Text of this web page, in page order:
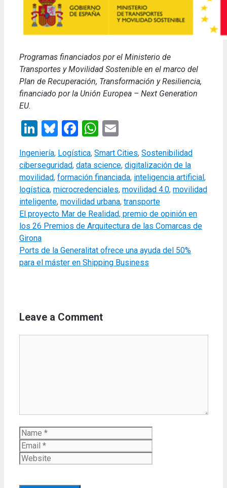
Programas financiados por el Ministerio de
Transportes y Movilidad Sostenible en el marco del
Plan de Recuperación, Transformación y Resiliencia,
financiado por la Unión Europea – Next Generation
EU.
LinkedIn
Bluesky
Facebook
WhatsApp
Categories
Ingeniería, Logística, Smart Cities, SostenibilidadTags
ciberseguridad, data science, digitalización de la
movilidad, formación financiada, inteligencia artificial ,
logística, microcredenciales, movilidad 4.0, movilidad
inteligente, movilidad urbana, transporte
El proyecto Mar de Realidad, premio de opinión en
los 26 Premios de Arquitectura de las Comarcas de
Girona
Ports de la Generalitat ofrece una ayuda del 50%
para el máster en Shipping Business
Leave a Comment
Name